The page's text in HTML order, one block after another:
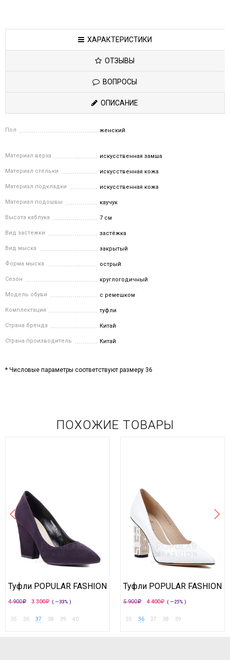
ХАРАКТЕРИСТИКИ
ОТЗЫВЫ
ВОПРОСЫ
ОПИСАНИЕ
Пол женский
Материал верха искусственная замша
Материал стельки искусственная кожа
Материал подкладки искусственная кожа
Материал подошвы каучук
Высота каблука 7 см
Вид застежки застёжка
Вид мыска закрытый
Форма мыска острый
Сезон круглогодичный
Модель обуви с ремешком
Комплектация туфли
Страна бренда Китай
Страна производитель Китай
* Числовые параметры соответствуют размеру 36
ПОХОЖИЕ ТОВАРЫ
Туфли POPULAR FASHION
4 900 3 300 ( —33% )
35 36 37 38 39 40
Туфли POPULAR FASHION
5 900 4 400 ( —25% )
35 36 37 38 39